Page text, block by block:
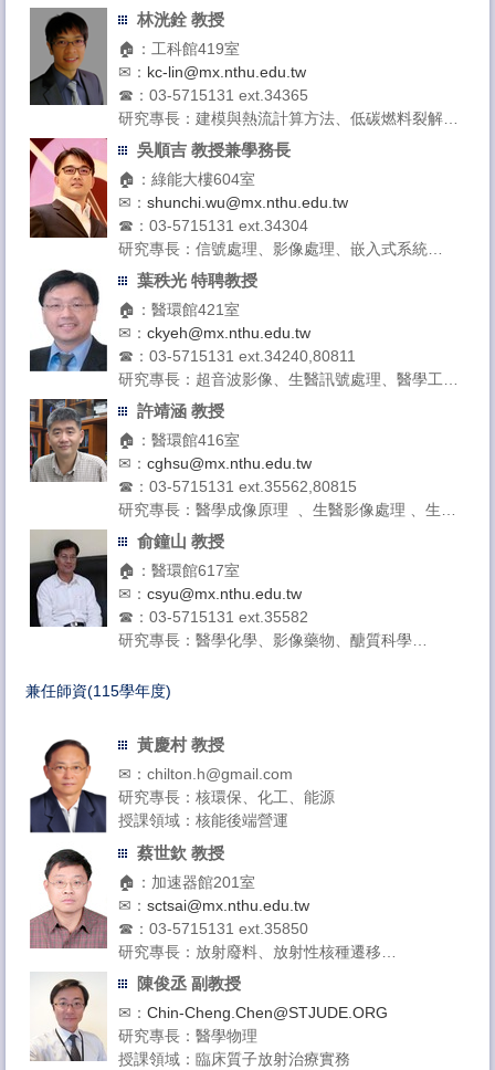
池/燃料電池觸媒開發、臨場奈微結構分析技術、
授課領域：先進太陽能電池、環境與能源概論
林洸銓 教授
🏠：工科館419室
✉： kc-lin@mx.nthu.edu.tw
☎：03-5715131 ext.34365
研究專長：建模與熱流計算方法、低碳燃料裂解與
燃燒、懸浮微粒過濾 、電池散熱 、血液動力學
授課領域：計算熱流學、熱傳學、熱流學實驗
吳順吉 教授兼學務長
🏠：綠能大樓604室
✉：shunchi.wu@mx.nthu.edu.tw
☎：03-5715131 ext.34304
研究專長：信號處理、影像處理、嵌入式系統
授課領域：電路學、訊號與系統、機率與統計、機
葉秩光 特聘教授
🏠：醫環館421室
✉：ckyeh@mx.nthu.edu.tw
☎：03-5715131 ext.34240,80811
研究專長：超音波影像、生醫訊號處理、醫學工程
授課領域：電子學一、電子學二、綜合物理實驗、
許靖涵 教授
🏠：醫環館416室
✉：cghsu@mx.nthu.edu.tw
☎：03-5715131 ext.35562,80815
研究專長：醫學成像原理 、生醫影像處理 、生醫
訊號處理
俞鐘山 教授
🏠：醫環館617室
✉：csyu@mx.nthu.edu.tw
☎：03-5715131 ext.35582
研究專長：醫學化學、影像藥物、醣質科學
兼任師資(115學年度)
黃慶村 教授
✉：chilton.h@gmail.com
研究專長：核環保、化工、能源
授課領域：核能後端營運
蔡世欽 教授
🏠：加速器館201室
✉：sctsai@mx.nthu.edu.tw
☎：03-5715131 ext.35850
研究專長：放射廢料、放射性核種遷移
授課領域：放射廢料工程
陳俊丞 副教授
✉：Chin-Cheng.Chen@STJUDE.ORG
研究專長：醫學物理
授課領域：臨床質子放射治療實務